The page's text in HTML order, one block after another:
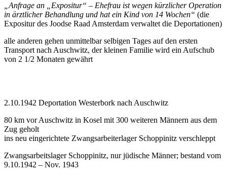
„Anfrage an „Expositur“ – Ehefrau ist wegen kürzlicher Operation
in ärztlicher Behandlung und hat ein Kind von 14 Wochen“ (die
Expositur des Joodse Raad Amsterdam verwaltet die Deportationen)
alle anderen gehen unmittelbar selbigen Tages auf den ersten
Transport nach Auschwitz, der kleinen Familie wird ein Aufschub
von 2 1/2 Monaten gewährt
2.10.1942 Deportation Westerbork nach Auschwitz
80 km vor Auschwitz in Kosel mit 300 weiteren Männern aus dem
Zug geholt
ins neu eingerichtete Zwangsarbeiterlager Schoppinitz verschleppt
Zwangsarbeitslager Schoppinitz, nur jüdische Männer; bestand vom
9.10.1942 – Nov. 1943